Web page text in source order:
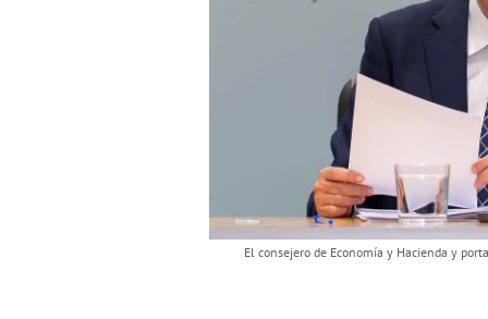
El consejero de Economía y Hacienda y